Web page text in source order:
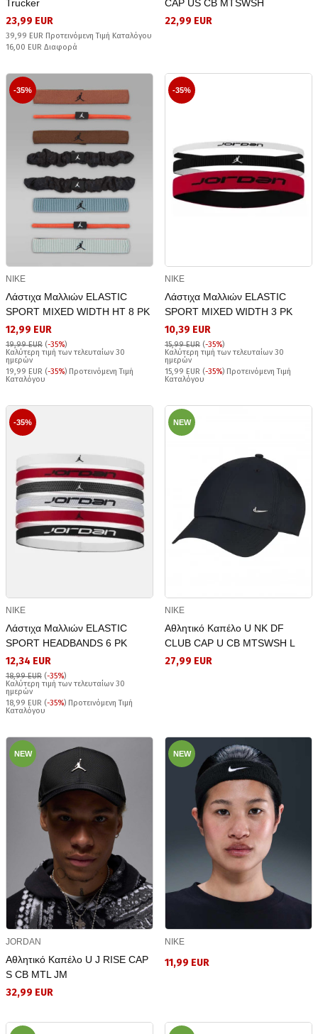
Trucker
23,99 EUR
39,99 EUR Προτεινόμενη Τιμή Καταλόγου
16,00 EUR Διαφορά
CAP US CB MTSWSH
22,99 EUR
-35%
NIKE
Λάστιχα Μαλλιών ELASTIC
SPORT MIXED WIDTH HT 8 PK
12,99 EUR
19,99 EUR (-35%)
Καλύτερη τιμή των τελευταίων 30
ημερών
19,99 EUR (-35%) Προτεινόμενη Τιμή
Καταλόγου
-35%
NIKE
Λάστιχα Μαλλιών ELASTIC
SPORT MIXED WIDTH 3 PK
10,39 EUR
15,99 EUR (-35%)
Καλύτερη τιμή των τελευταίων 30
ημερών
15,99 EUR (-35%) Προτεινόμενη Τιμή
Καταλόγου
-35%
NIKE
Λάστιχα Μαλλιών ELASTIC
SPORT HEADBANDS 6 PK
12,34 EUR
18,99 EUR (-35%)
Καλύτερη τιμή των τελευταίων 30
ημερών
18,99 EUR (-35%) Προτεινόμενη Τιμή
Καταλόγου
NEW
NIKE
Αθλητικό Καπέλο U NK DF
CLUB CAP U CB MTSWSH L
27,99 EUR
NEW
JORDAN
Αθλητικό Καπέλο U J RISE CAP
S CB MTL JM
32,99 EUR
NEW
NIKE
11,99 EUR